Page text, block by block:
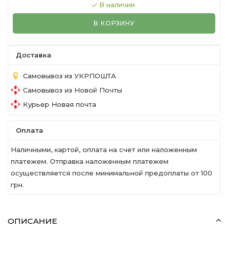
В наличии
В КОРЗИНУ
Доставка
Самовывоз из УКРПОШТА
Самовывоз из Новой Почты
Курьер Новая почта
Оплата
Наличными, картой, оплата на счет или наложенным
платежем. Отправка наложенным платежем
осуществляется после минимальной предоплаты от 100
грн.
ОПИСАНИЕ